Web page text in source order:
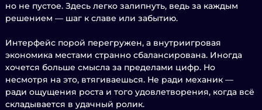
но не пустое. Здесь легко залипнуть, ведь за каждым
решением — шаг к славе или забытию.
Интерфейс порой перегружен, а внутриигровая
экономика местами странно сбалансирована. Иногда
хочется больше смысла за пределами цифр. Но
несмотря на это, втягиваешься. Не ради механик —
ради ощущения роста и того удовлетворения, когда всё
складывается в удачный ролик.